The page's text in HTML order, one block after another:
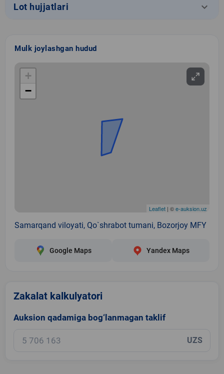
Lot hujjatlari keyboard_arrow_down
Mulk joylashgan hudud
+
−
Leaflet | ©e-auksion.uz
Samarqand viloyati, Qo`shrabot tumani, Bozorjoy MFY
Google Maps Yandex Maps
Zakalat kalkulyatori
Auksion qadamiga bog‘lanmagan taklif
UZS